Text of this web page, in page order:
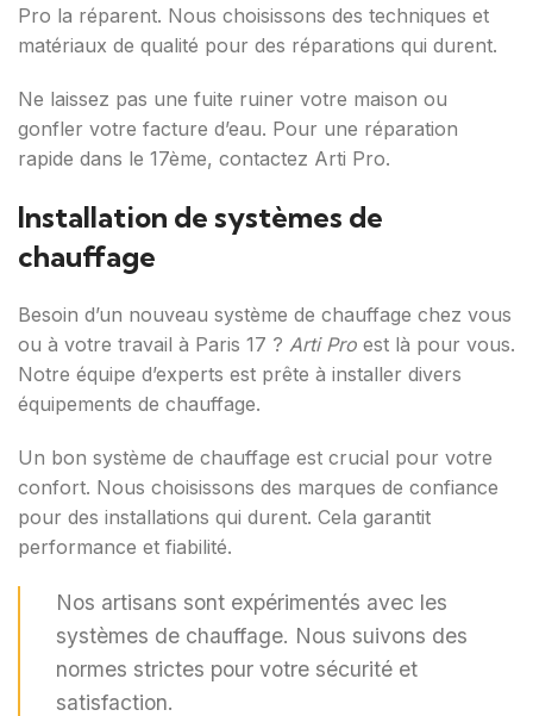
Pro la réparent. Nous choisissons des techniques et
matériaux de qualité pour des réparations qui durent.
Ne laissez pas une fuite ruiner votre maison ou
gonfler votre facture d’eau. Pour une réparation
rapide dans le 17ème, contactez Arti Pro.
Installation de systèmes de
chauffage
Besoin d’un nouveau système de chauffage chez vous
ou à votre travail à Paris 17 ? Arti Pro est là pour vous.
Notre équipe d’experts est prête à installer divers
équipements de chauffage.
Un bon système de chauffage est crucial pour votre
confort. Nous choisissons des marques de confiance
pour des installations qui durent. Cela garantit
performance et fiabilité.
Nos artisans sont expérimentés avec les
systèmes de chauffage. Nous suivons des
normes strictes pour votre sécurité et
satisfaction.